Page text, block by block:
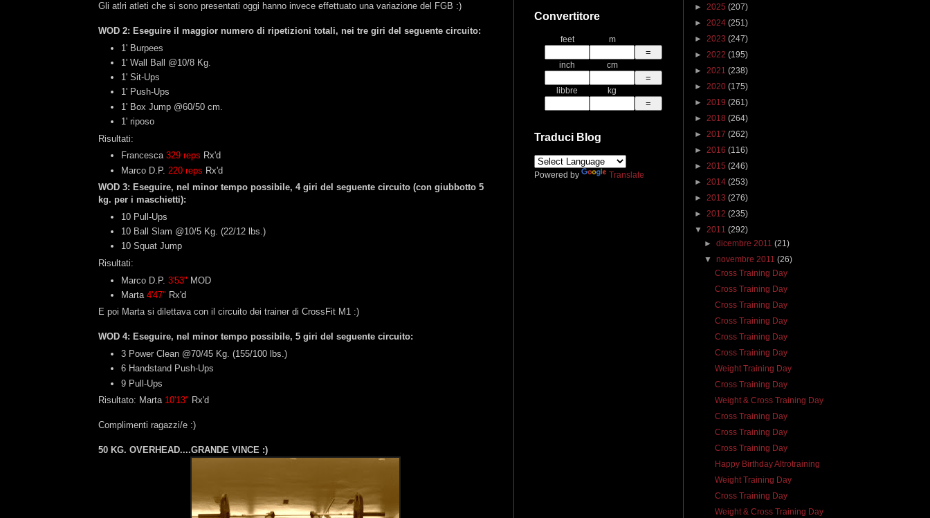
Gli atlri atleti che si sono presentati oggi hanno invece effettuato una variazione del FGB :)
WOD 2: Eseguire il maggior numero di ripetizioni totali, nei tre giri del seguente circuito:
1' Burpees
1' Wall Ball @10/8 Kg.
1' Sit-Ups
1' Push-Ups
1' Box Jump @60/50 cm.
1' riposo
Risultati:
Francesca 329 reps Rx'd
Marco D.P. 220 reps Rx'd
WOD 3: Eseguire, nel minor tempo possibile, 4 giri del seguente circuito (con giubbotto 5
kg. per i maschietti):
10 Pull-Ups
10 Ball Slam @10/5 Kg. (22/12 lbs.)
10 Squat Jump
Risultati:
Marco D.P. 3'53" MOD
Marta 4'47" Rx'd
E poi Marta si dilettava con il circuito dei trainer di CrossFit M1 :)
WOD 4: Eseguire, nel minor tempo possibile, 5 giri del seguente circuito:
3 Power Clean @70/45 Kg. (155/100 lbs.)
6 Handstand Push-Ups
9 Pull-Ups
Risultato: Marta 10'13" Rx'd
Complimenti ragazzi/e :)
50 KG. OVERHEAD....GRANDE VINCE :)
Convertitore
feet m
inch cm
libbre kg
Traduci Blog
Powered by Translate
► 2025 (207)
► 2024 (251)
► 2023 (247)
► 2022 (195)
► 2021 (238)
► 2020 (175)
► 2019 (261)
► 2018 (264)
► 2017 (262)
► 2016 (116)
► 2015 (246)
► 2014 (253)
► 2013 (276)
► 2012 (235)
▼ 2011 (292)
►dicembre 2011(21)
▼novembre 2011(26)
Cross Training Day
Cross Training Day
Cross Training Day
Cross Training Day
Cross Training Day
Cross Training Day
Weight Training Day
Cross Training Day
Weight & Cross Training Day
Cross Training Day
Cross Training Day
Cross Training Day
Happy Birthday Altrotraining
Weight Training Day
Cross Training Day
Weight & Cross Training Day